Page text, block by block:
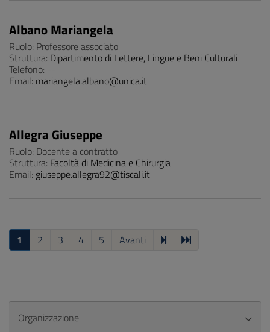
Albano Mariangela
Ruolo: Professore associato
Struttura: Dipartimento di Lettere, Lingue e Beni Culturali
Telefono: --
Email: mariangela.albano@unica.it
Allegra Giuseppe
Ruolo: Docente a contratto
Struttura: Facoltà di Medicina e Chirurgia
Email: giuseppe.allegra92@tiscali.it
1 2 3 4 5 Avanti
Organizzazione